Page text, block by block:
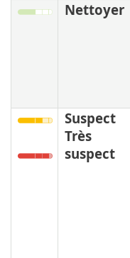
Nettoyer
Suspect
Très
suspect